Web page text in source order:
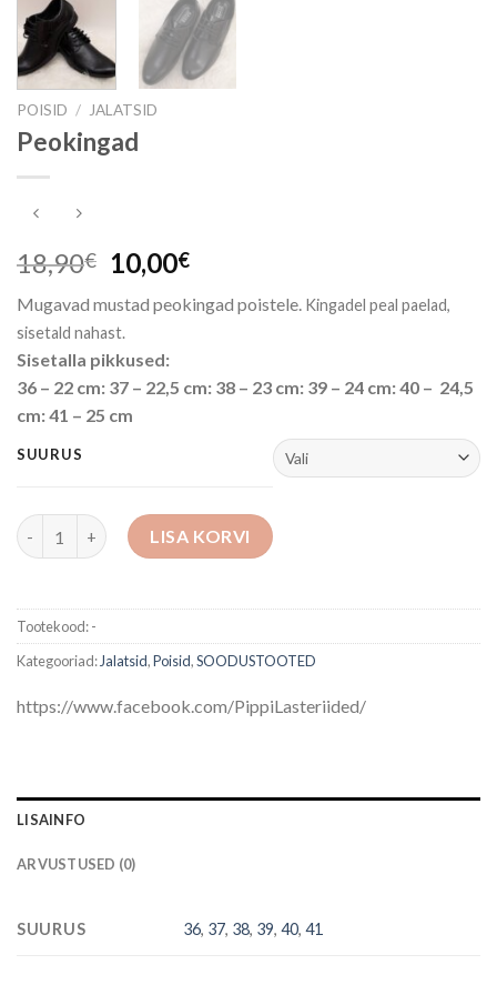
POISID / JALATSID
Peokingad
18,90€
Algne
hind
oli:
18,90€.
10,00€Praegune
on:
Mugavad mustad peokingad poistele. Kingadel peal paelad,
sisetald nahast.
Sisetalla pikkused:
36 – 22 cm: 37 – 22,5 cm: 38 – 23 cm: 39 – 24 cm: 40 – 24,5
cm: 41 – 25 cm
SUURUS
Peokingad kogus LISA KORVI
Tootekood:-
Kategooriad: Jalatsid,Poisid,SOODUSTOOTED
https://www.facebook.com/PippiLasteriided/
LISAINFO
ARVUSTUSED (0)
SUURUS 36, 37, 38, 39,40,41